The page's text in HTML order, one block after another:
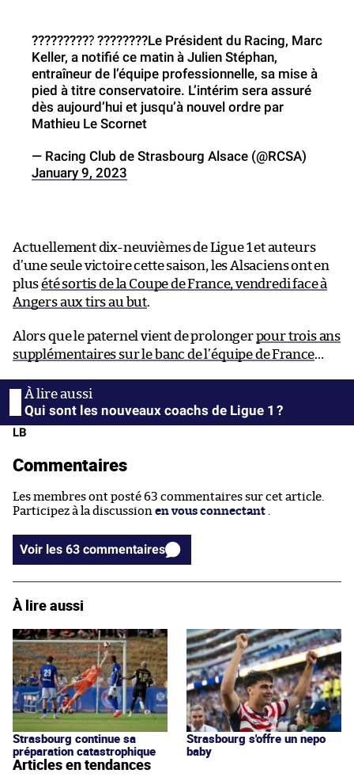
??????????́ ????????Le Président du Racing, Marc
Keller, a notifié ce matin à Julien Stéphan,
entraîneur de l’équipe professionnelle, sa mise à
pied à titre conservatoire. L’intérim sera assuré
dès aujourd’hui et jusqu’à nouvel ordre par
Mathieu Le Scornet
— Racing Club de Strasbourg Alsace (@RCSA)
January 9, 2023
Actuellement dix-neuvièmes de Ligue 1 et auteurs
d’une seule victoire cette saison, les Alsaciens ont en
plusété sortis de la Coupe de France, vendredi face à
Angers aux tirs au but.
Alors que le paternel vient de prolongerpour trois ans
supplémentaires sur le banc de l’équipe de France…
Qui sont les nouveaux coachs de Ligue 1 ?
LB
Commentaires
Les membres ont posté 63 commentaires sur cet article.
Participez à la discussion en vous connectant
Voir les 63 commentaires
À lire aussi
Strasbourg continue sa
préparation catastrophique
Strasbourg s'offre un nepo
baby
Articles en tendances